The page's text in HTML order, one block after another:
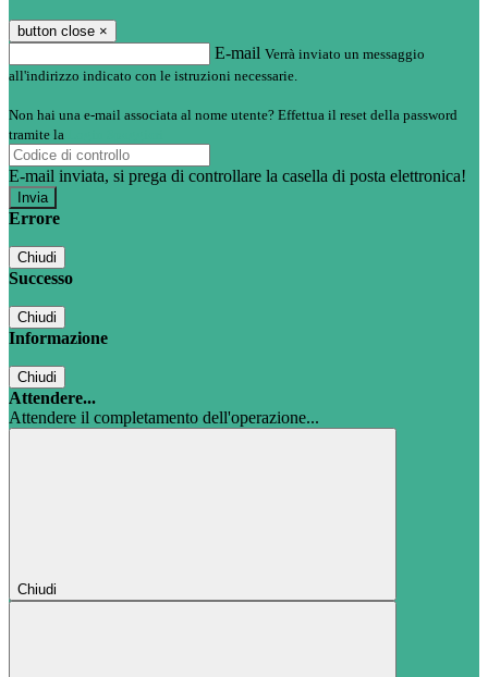
button close ×
E-mail Verrà inviato un messaggio
all'indirizzo indicato con le istruzioni necessarie.
Non hai una e-mail associata al nome utente? Effettua il reset della password
tramite la
E-mail inviata, si prega di controllare la casella di posta elettronica!
Errore
Chiudi
Successo
Chiudi
Informazione
Chiudi
Attendere...
Attendere il completamento dell'operazione...
Chiudi